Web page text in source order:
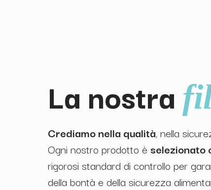
La nostra
Crediamo nella qualità, nella
Ogni nostro prodotto è selezionato
rigorosi standard di controllo per
della bontà e della sicurezza